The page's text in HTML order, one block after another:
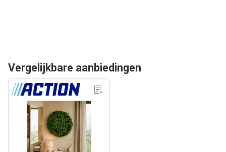
Vergelijkbare aanbiedingen